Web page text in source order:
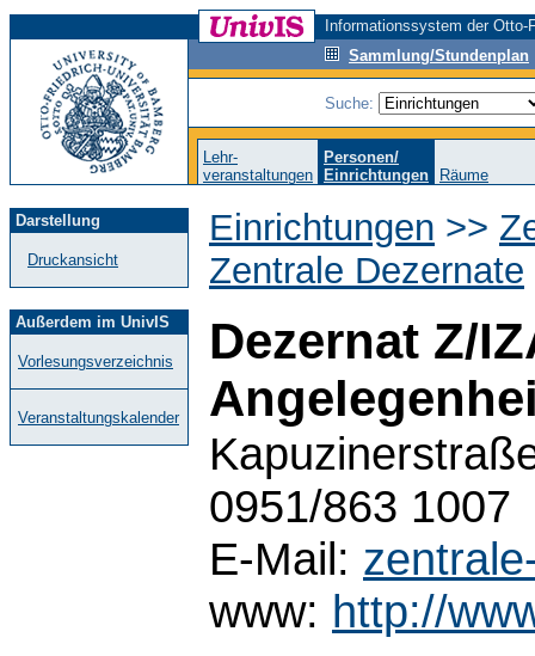
Informationssystem der
Sammlung/Stundenplan
Suche:
Lehr-
veranstaltungen
Personen/
Einrichtungen
Räume
Darstellung
Druckansicht
Außerdem im UnivIS
Vorlesungsverzeichnis
Veranstaltungskalender
Einrichtungen >>
Zentrale Dezernate
Dezernat Z/
0951/863 1007
E-Mail:
www: http://